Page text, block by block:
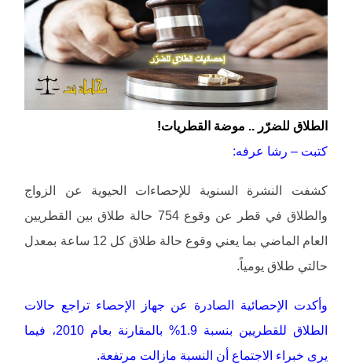
الطلاق للضرّر .. موضة القطريات!
كتبت – رشا عرفه:
كشفت النشرة السنوية للإحصاءات الحيوية عن الزواج
والطلاق في قطر عن وقوع 754 حالة طلاق بين القطريين
العام الماضي بما يعني وقوع حالة طلاق كل 12 ساعة بمعدل
حالتي طلاق يومياً.
وأكدت الإحصائية الصادرة عن جهاز الإحصاء تراجع حالات
الطلاق للقطريين بنسبة 1.9% بالمقارنة بعام 2010، فيما
يرى خبراء الاجتماع أن النسبة مازالت مرتفعة.